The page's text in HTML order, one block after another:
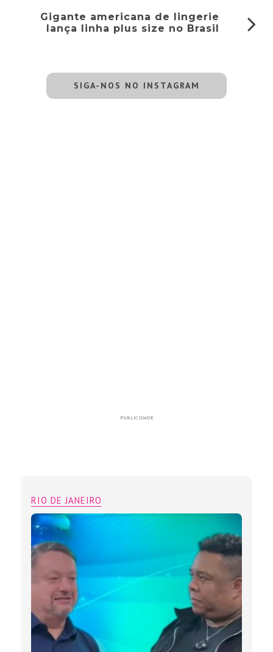
Gigante americana de lingerie
lança linha plus size no Brasil
SIGA-NOS NO INSTAGRAM
PUBLICIDADE
RIO DE JANEIRO